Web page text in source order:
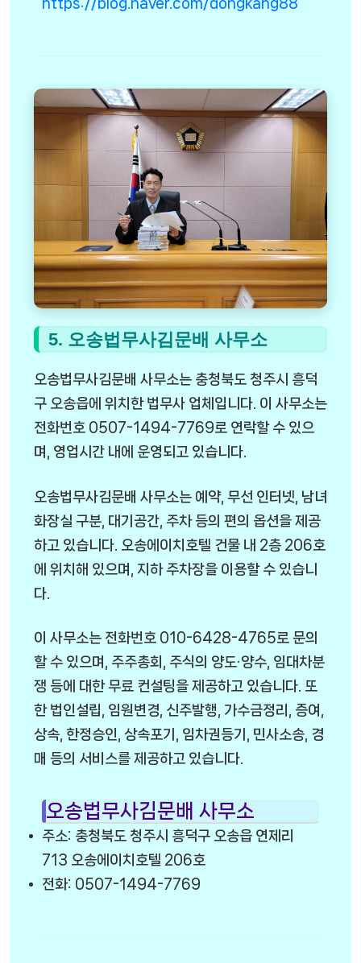
https://blog.naver.com/dongkang88
5. 오송법무사김문배 사무소
오송법무사김문배 사무소는 충청북도 청주시 흥덕
구 오송읍에 위치한 법무사 업체입니다. 이 사무소는
전화번호 0507-1494-7769로 연락할 수 있으
며, 영업시간 내에 운영되고 있습니다.
오송법무사김문배 사무소는 예약, 무선 인터넷, 남녀
화장실 구분, 대기공간, 주차 등의 편의 옵션을 제공
하고 있습니다. 오송에이치호텔 건물 내 2층 206호
에 위치해 있으며, 지하 주차장을 이용할 수 있습니
다.
이 사무소는 전화번호 010-6428-4765로 문의
할 수 있으며, 주주총회, 주식의 양도·양수, 임대차분
쟁 등에 대한 무료 컨설팅을 제공하고 있습니다. 또
한 법인설립, 임원변경, 신주발행, 가수금정리, 증여,
상속, 한정승인, 상속포기, 임차권등기, 민사소송, 경
매 등의 서비스를 제공하고 있습니다.
오송법무사김문배 사무소
주소: 충청북도 청주시 흥덕구 오송읍 연제리
713 오송에이치호텔 206호
전화: 0507-1494-7769